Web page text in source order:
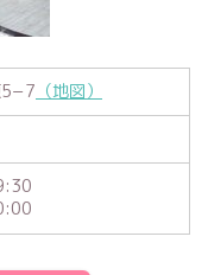
5−7 （地図）